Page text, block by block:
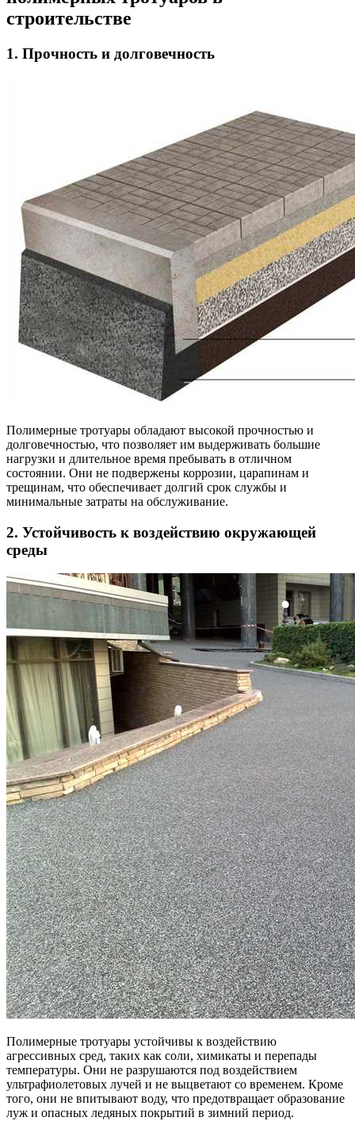
строительстве
1. Прочность и долговечность
Полимерные тротуары обладают высокой прочностью и
долговечностью, что позволяет им выдерживать большие
нагрузки и длительное время пребывать в отличном
состоянии. Они не подвержены коррозии, царапинам и
трещинам, что обеспечивает долгий срок службы и
минимальные затраты на обслуживание.
2. Устойчивость к воздействию окружающей
среды
Полимерные тротуары устойчивы к воздействию
агрессивных сред, таких как соли, химикаты и перепады
температуры. Они не разрушаются под воздействием
ультрафиолетовых лучей и не выцветают со временем. Кроме
того, они не впитывают воду, что предотвращает образование
луж и опасных ледяных покрытий в зимний период.